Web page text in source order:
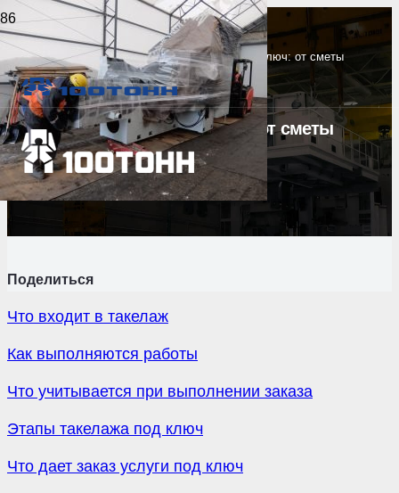
Главная > Статьи > Такелажные услуги под ключ: от сметы
до разгрузки и приемки
Такелажные услуги под ключ: от сметы
до разгрузки и приемки
Опубликовано 16 Фев 2023
Поделиться
Что входит в такелаж
Как выполняются работы
Что учитывается при выполнении заказа
Этапы такелажа под ключ
Что дает заказ услуги под ключ